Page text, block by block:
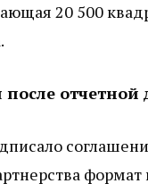
20 500
отчетной